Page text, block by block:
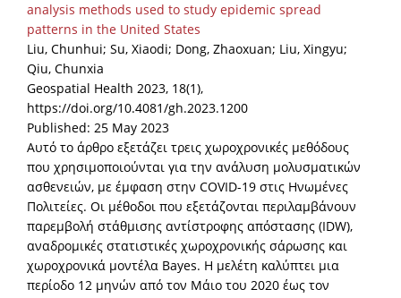
analysis methods used to study epidemic spread
patterns in the United States
Liu, Chunhui; Su, Xiaodi; Dong, Zhaoxuan; Liu, Xingyu;
Qiu, Chunxia
Geospatial Health 2023, 18(1),
https://doi.org/10.4081/gh.2023.1200
Published: 25 May 2023
Αυτό το άρθρο εξετάζει τρεις χωροχρονικές μεθόδους
που χρησιμοποιούνται για την ανάλυση μολυσματικών
ασθενειών, με έμφαση στην COVID-19 στις Ηνωμένες
Πολιτείες. Οι μέθοδοι που εξετάζονται περιλαμβάνουν
παρεμβολή στάθμισης αντίστροφης απόστασης (IDW),
αναδρομικές στατιστικές χωροχρονικής σάρωσης και
χωροχρονικά μοντέλα Bayes. Η μελέτη καλύπτει μια
περίοδο 12 μηνών από τον Μάιο του 2020 έως τον